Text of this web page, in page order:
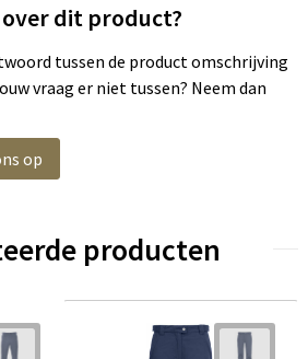
over dit product?
tussen de product omschrijving
vraag er niet tussen? Neem dan
op
producten